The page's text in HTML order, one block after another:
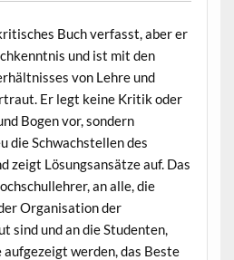
Buch verfasst, aber er
und ist mit den
von Lehre und
Er legt keine Kritik oder
Bogen vor, sondern
die Schwachstellen des
zeigt Lösungsansätze auf. Das
an alle, die
Organisation der
sind und an die Studenten,
aufgezeigt werden, das Beste